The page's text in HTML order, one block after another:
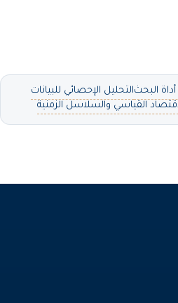
البحثالتحليل الإحصائي للبيانات
القياسي والسلاسل الزمنية